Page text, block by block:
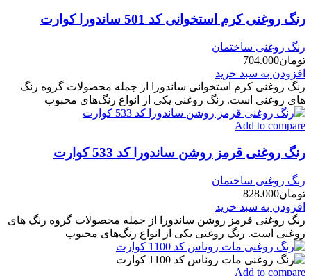
رنگ روغنی کرم استخوانی کد 501 ساندورا کوارت
رنگ روغنی ساختمان
تومان704.000
افزودن به سبد خرید
رنگ روغنی کرم استخوانی ساندورا از جمله محصولات گروه رنگ
های روغنی است. رنگ روغنی یکی از انواع رنگ‌های محبوب
Add to compare
رنگ روغنی قرمز روشن ساندورا کد 533 کوارت
رنگ روغنی ساختمان
تومان828.000
افزودن به سبد خرید
رنگ روغنی قرمز روشن ساندورا از جمله محصولات گروه رنگ های
روغنی است. رنگ روغنی یکی از انواع رنگ‌های محبوب
Add to compare